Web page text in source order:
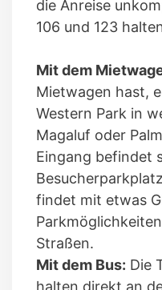
die Anreise
106 und 123
Mit dem
Mietwagen hast,
Western Park in
Magaluf oder
Eingang befindet
findet mit etwas
Straßen.
Mit dem Bus: Die
halten direkt an